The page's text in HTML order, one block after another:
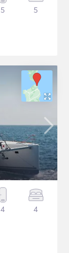
5 5
4 4